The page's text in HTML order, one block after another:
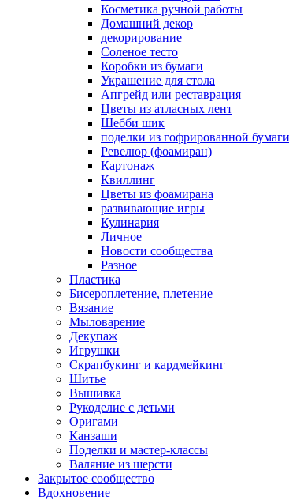
Косметика ручной работы
Домашний декор
декорирование
Соленое тесто
Коробки из бумаги
Украшение для стола
Апгрейд или реставрация
Цветы из атласных лент
Шебби шик
поделки из гофрированной бумаги
Ревелюр (фоамиран)
Картонаж
Квиллинг
Цветы из фоамирана
развивающие игры
Кулинария
Личное
Новости сообщества
Разное
Пластика
Бисероплетение, плетение
Вязание
Мыловарение
Декупаж
Игрушки
Скрапбукинг и кардмейкинг
Шитье
Вышивка
Рукоделие с детьми
Оригами
Канзаши
Поделки и мастер-классы
Валяние из шерсти
Закрытое сообщество
Вдохновение